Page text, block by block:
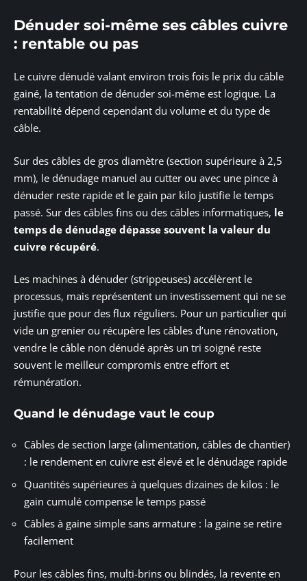
Dénuder soi-même ses câbles cuivre
: rentable ou pas
Le cuivre dénudé valant environ trois fois le prix du câble
gainé, la tentation de dénuder soi-même est logique. La
rentabilité dépend cependant du volume et du type de
câble.
Sur des câbles de gros diamètre (section supérieure à 2,5
mm), le dénudage manuel au cutter ou avec une pince à
dénuder reste rapide et le gain par kilo justifie le temps
passé. Sur des câbles fins ou des câbles informatiques, le
temps de dénudage dépasse souvent la valeur du
cuivre récupéré.
Les machines à dénuder (strippeuses) accélèrent le
processus, mais représentent un investissement qui ne se
justifie que pour des flux réguliers. Pour un particulier qui
vide un grenier ou récupère les câbles d’une rénovation,
vendre le câble non dénudé après un tri soigné reste
souvent le meilleur compromis entre effort et
rémunération.
Quand le dénudage vaut le coup
Câbles de section large (alimentation, câbles de chantier)
: le rendement en cuivre est élevé et le dénudage rapide
Quantités supérieures à quelques dizaines de kilos : le
gain cumulé compense le temps passé
Câbles à gaine simple sans armature : la gaine se retire
facilement
Pour les câbles fins, multi-brins ou blindés, la revente en